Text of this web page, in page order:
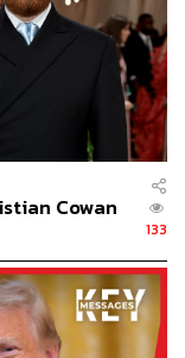
Cowan
133